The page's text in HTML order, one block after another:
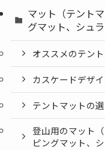
マット（テント
グマット、シュラ
オススメのテン
カスケードデザ
テントマットの
登山用のマット
ピングマット、